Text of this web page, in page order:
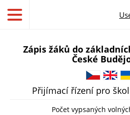
Zápis žáků do
České
Přijímací řízení pro
Počet vypsaných